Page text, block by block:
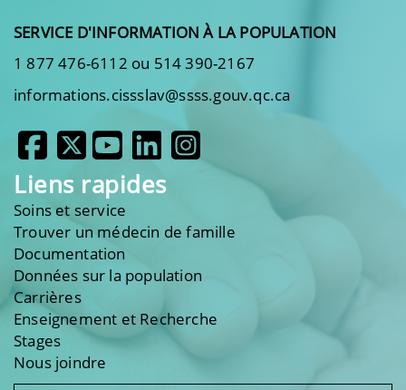
SERVICE D'INFORMATION À LA POPULATION
1 877 476-6112 ou 514 390-2167
informations.cissslav@ssss.gouv.qc.ca
Liens rapides
Soins et service
Trouver un médecin de famille
Documentation
Données sur la population
Carrières
Enseignement et Recherche
Stages
Nous joindre